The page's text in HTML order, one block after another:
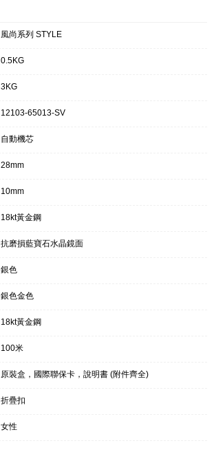
風尚系列 STYLE
0.5KG
3KG
12103-65013-SV
自動機芯
28mm
10mm
18kt黃金鋼
抗磨損藍寶石水晶鏡面
銀色
銀色金色
18kt黃金鋼
100米
原裝盒，國際聯保卡，說明書 (附件齊全)
折疊扣
女性